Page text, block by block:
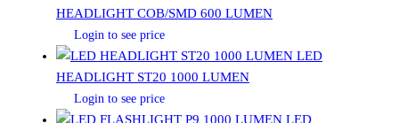
HEADLIGHT COB/SMD 600 LUMEN
Login to see price
LED
HEADLIGHT ST20 1000 LUMEN
Login to see price
LED